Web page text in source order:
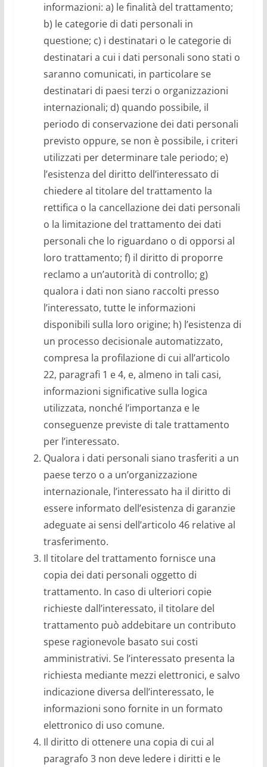
informazioni: a) le finalità del trattamento;
b) le categorie di dati personali in
questione; c) i destinatari o le categorie di
destinatari a cui i dati personali sono stati o
saranno comunicati, in particolare se
destinatari di paesi terzi o organizzazioni
internazionali; d) quando possibile, il
periodo di conservazione dei dati personali
previsto oppure, se non è possibile, i criteri
utilizzati per determinare tale periodo; e)
l’esistenza del diritto dell’interessato di
chiedere al titolare del trattamento la
rettifica o la cancellazione dei dati personali
o la limitazione del trattamento dei dati
personali che lo riguardano o di opporsi al
loro trattamento; f) il diritto di proporre
reclamo a un’autorità di controllo; g)
qualora i dati non siano raccolti presso
l’interessato, tutte le informazioni
disponibili sulla loro origine; h) l’esistenza di
un processo decisionale automatizzato,
compresa la profilazione di cui all’articolo
22, paragrafi 1 e 4, e, almeno in tali casi,
informazioni significative sulla logica
utilizzata, nonché l’importanza e le
conseguenze previste di tale trattamento
per l’interessato.
Qualora i dati personali siano trasferiti a un
paese terzo o a un’organizzazione
internazionale, l’interessato ha il diritto di
essere informato dell’esistenza di garanzie
adeguate ai sensi dell’articolo 46 relative al
trasferimento.
Il titolare del trattamento fornisce una
copia dei dati personali oggetto di
trattamento. In caso di ulteriori copie
richieste dall’interessato, il titolare del
trattamento può addebitare un contributo
spese ragionevole basato sui costi
amministrativi. Se l’interessato presenta la
richiesta mediante mezzi elettronici, e salvo
indicazione diversa dell’interessato, le
informazioni sono fornite in un formato
elettronico di uso comune.
Il diritto di ottenere una copia di cui al
paragrafo 3 non deve ledere i diritti e le